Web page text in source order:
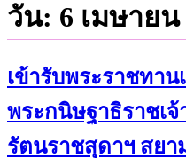
วัน: 6 เมษายน
เข้ารับพระราชทา
พระกนิษฐาธิราชเ
รัตนราชสุดาฯ สยา